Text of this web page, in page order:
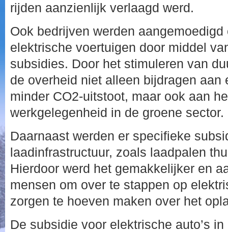
rijden aanzienlijk verlaagd werd.
Ook bedrijven werden
elektrische voertuigen door middel
subsidies. Door het stimuleren van
de overheid niet alleen bijdragen aan
minder CO2-uitstoot, maar ook aan
werkgelegenheid in de groene sector.
Daarnaast werden er specifieke
laadinfrastructuur, zoals laadpalen
Hierdoor werd het gemakkelijker en
mensen om over te stappen op
zorgen te hoeven maken over het
De subsidie voor elektrische auto’s